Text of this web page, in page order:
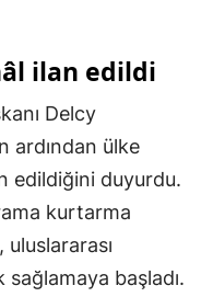
ilan edildi
Delcy
ardından ülke
edildiğini duyurdu.
kurtarma
başladı.